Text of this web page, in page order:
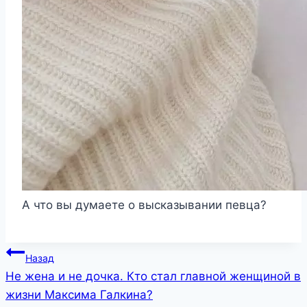
А что вы думаете о высказывании певца?
Навигация
по
Назад
Не жена и не дочка. Кто стал главной женщиной в
жизни Максима Галкина?